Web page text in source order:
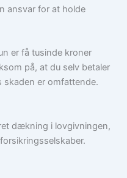
ansvar for at holde
er få tusinde kroner
på, at du selv betaler
skaden er omfattende.
dækning i lovgivningen,